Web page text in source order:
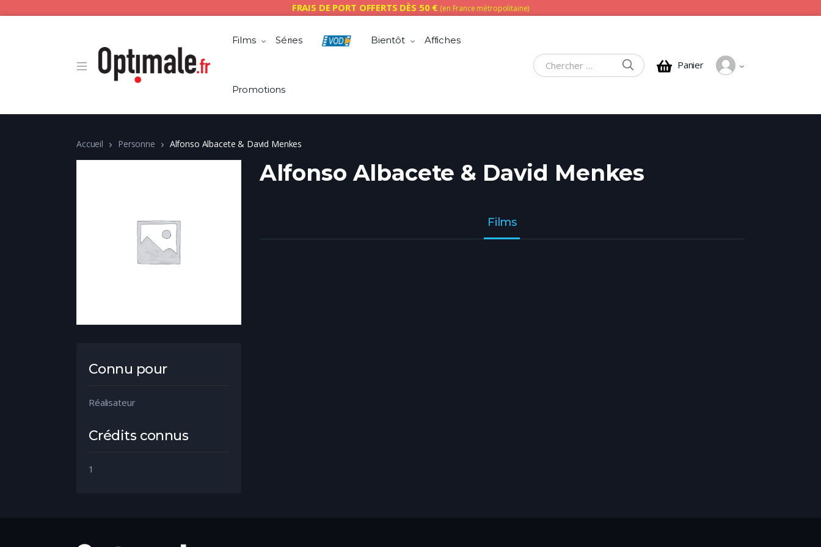
FRAIS DE PORT OFFERTS DÈS 50 € (en France métropolitaine)
Films Séries Bientôt Affiches
Promotions
Chercher :
CHERCHERPanier
Accueil Personne Alfonso Albacete & David Menkes
Connu pour
Réalisateur
Crédits connus
1
Alfonso Albacete & David Menkes
Films